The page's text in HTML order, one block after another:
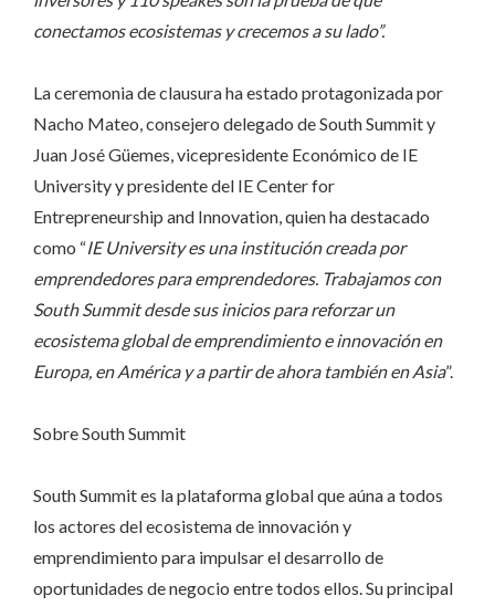
conectamos ecosistemas y crecemos a su lado”.
La ceremonia de clausura ha estado protagonizada por
Nacho Mateo, consejero delegado de South Summit y
Juan José Güemes, vicepresidente Económico de IE
University y presidente del IE Center for
Entrepreneurship and Innovation, quien ha destacado
como “IE University es una institución creada por
emprendedores para emprendedores. Trabajamos con
South Summit desde sus inicios para reforzar un
ecosistema global de emprendimiento e innovación en
Europa, en América y a partir de ahora también en Asia”.
Sobre South Summit
South Summit es la plataforma global que aúna a todos
los actores del ecosistema de innovación y
emprendimiento para impulsar el desarrollo de
oportunidades de negocio entre todos ellos. Su principal